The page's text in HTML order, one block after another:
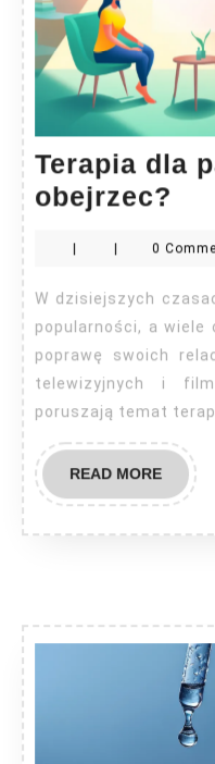
Terapia dla
obejrzec?
par
| | 0
W dzisiejszych czasach terapia dla par zyskuje na
popularności, a wiele
poprawę swoich
telewizyjnych i
poruszają temat
READ MOREREAD
MORE